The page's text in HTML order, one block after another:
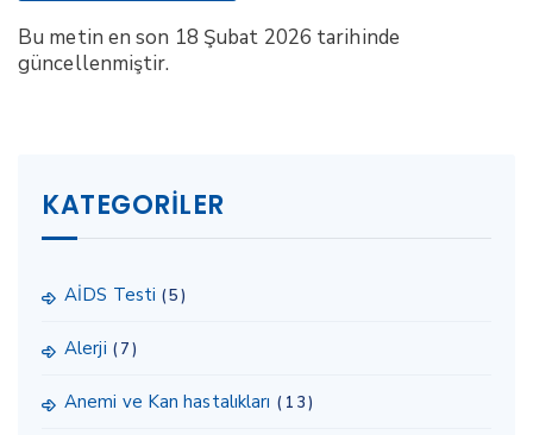
Bu metin en son 18 Şubat 2026 tarihinde
güncellenmiştir.
KATEGORILER
AİDS Testi (5)
Alerji (7)
Anemi ve Kan hastalıkları (13)